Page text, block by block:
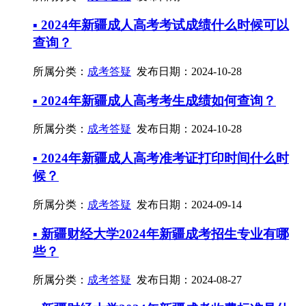
▪ 2024年新疆成人高考考试成绩什么时候可以
查询？
所属分类： 成考答疑 发布日期：2024-10-28
▪ 2024年新疆成人高考考生成绩如何查询？
所属分类： 成考答疑 发布日期：2024-10-28
▪ 2024年新疆成人高考准考证打印时间什么时
候？
所属分类： 成考答疑 发布日期：2024-09-14
▪ 新疆财经大学2024年新疆成考招生专业有哪
些？
所属分类： 成考答疑 发布日期：2024-08-27